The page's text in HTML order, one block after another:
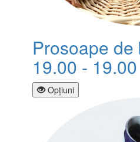
Prosoape
19.00 -
Opţiuni